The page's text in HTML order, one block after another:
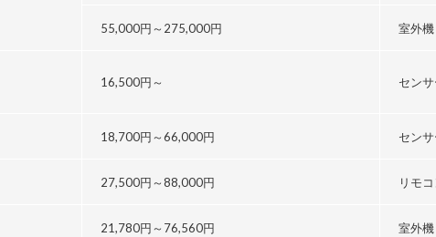
55,000円～ 275,000円 室外機
16,500円～ センサ
18,700円～66,000円 センサ
27,500円～88,000円 リモ
21,780円～76,560円 室外